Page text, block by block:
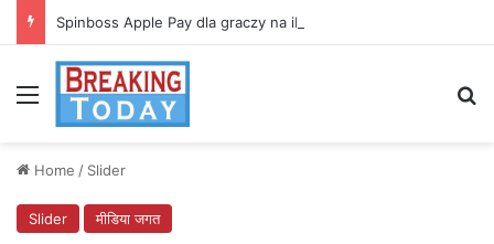
Spinboss Apple Pay dla graczy na iPhone
Menu
Home / Slider
Slider मीडिया जगत